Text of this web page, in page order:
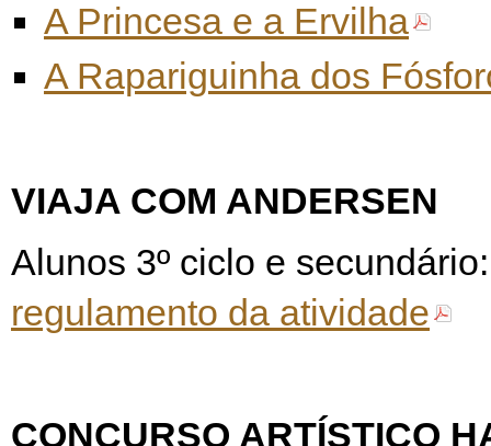
A Princesa e a Ervilha
A Rapariguinha dos
VIAJA COM ANDERSEN
Alunos 3º ciclo e
regulamento da atividade
CONCURSO ARTÍSTICO